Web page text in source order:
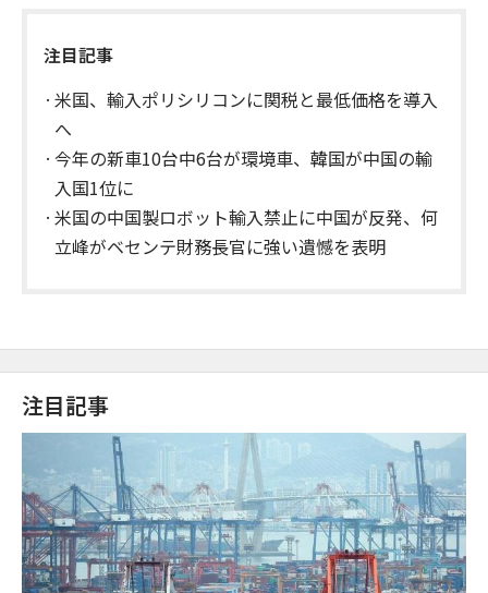
注目記事
米国、輸入ポリシリコンに関税と最低価格を導入
へ
今年の新車10台中6台が環境車、韓国が中国の輸
入国1位に
米国の中国製ロボット輸入禁止に中国が反発、何
立峰がベセンテ財務長官に強い遺憾を表明
注目記事